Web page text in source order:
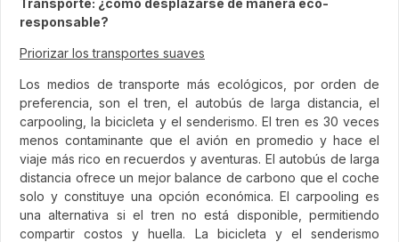
responsable?
Priorizar los transportes suaves
Los medios de transporte más ecológicos, por orden de
preferencia, son el tren, el autobús de larga distancia, el
carpooling, la bicicleta y el senderismo. El tren es 30 veces
menos contaminante que el avión en promedio y hace el
viaje más rico en recuerdos y aventuras. El autobús de larga
distancia ofrece un mejor balance de carbono que el coche
solo y constituye una opción económica. El carpooling es
una alternativa si el tren no está disponible, permitiendo
compartir costos y huella. La bicicleta y el senderismo